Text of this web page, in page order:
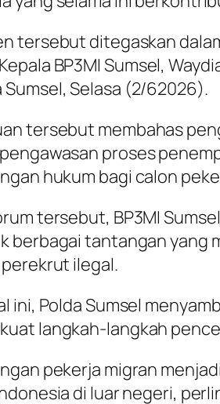
tersebut ditegaskan
BP3MI Sumsel,
Sumsel, Selasa (2/62026).
tersebut membahas
pengawasan proses
hukum bagi calon
tersebut, BP3MI
berbagai tantangan yang
ilegal.
ini, Polda Sumsel
langkah-langkah
pekerja migran
di luar negeri,